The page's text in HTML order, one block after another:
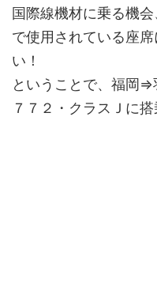
国際線機材に乗る機
で使用されている座
い！
ということで、福岡⇒
７７２・クラスＪに搭